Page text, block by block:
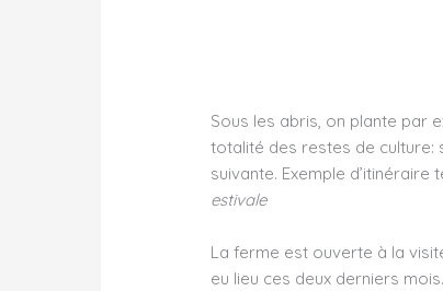
Sous les abris, on plante par
totalité des restes de culture:
suivante. Exemple d’itinéraire
estivale
La ferme est ouverte à la
eu lieu ces deux derniers